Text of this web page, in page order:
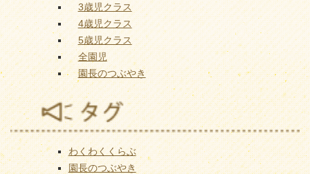
3歳児クラス
4歳児クラス
5歳児クラス
全園児
園長のつぶやき
わくわくくらぶ
園長のつぶやき